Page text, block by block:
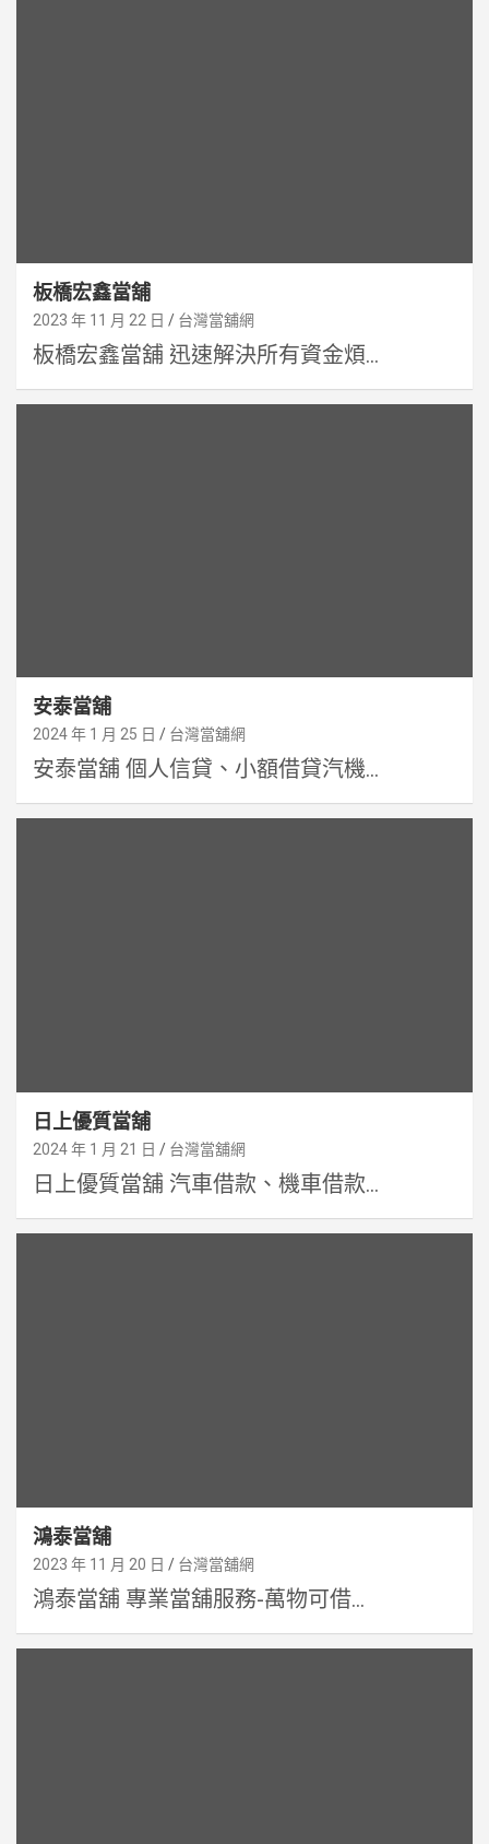
板橋宏鑫當舖
2023 年 11 月 22 日 台灣當舖網
板橋宏鑫當舖 迅速解決所有資金煩...
安泰當舖
2024 年 1 月 25 日 台灣當舖網
安泰當舖 個人信貸、小額借貸汽機...
日上優質當舖
2024 年 1 月 21 日 台灣當舖網
日上優質當舖 汽車借款、機車借款...
鴻泰當舖
2023 年 11 月 20 日 台灣當舖網
鴻泰當舖 專業當舖服務-萬物可借...